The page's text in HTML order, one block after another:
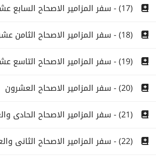
(17) - سفر المزامير الاصحاح السابع عشر
(18) - سفر المزامير الاصحاح الثامن عشر
(19) - سفر المزامير الاصحاح التاسع عشر
(20) - سفر المزامير الاصحاح العشرون
(21) - سفر المزامير الاصحاح الحادى والعشرون
(22) - سفر المزامير الاصحاح الثانى والعشرون